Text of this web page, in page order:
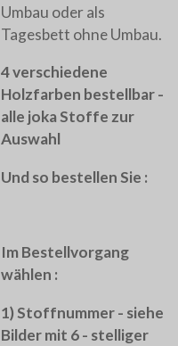
Umbau oder als
Tagesbett ohne Umbau.
4 verschiedene
Holzfarben bestellbar -
alle jokaStoffe zur
Auswahl
Und so bestellen Sie :
Im Bestellvorgang
wählen :
1) Stoffnummer - siehe
Bilder mit 6 - stelliger